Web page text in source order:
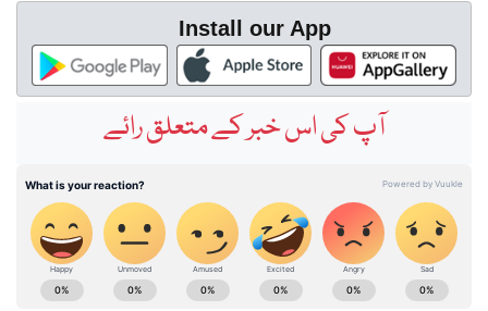
Install our App
آپ کی اس خبر کے متعلق رائے